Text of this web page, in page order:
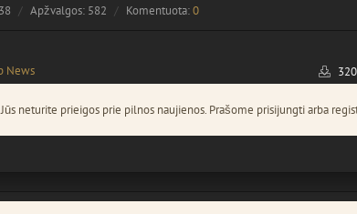
Apžvalgos: 582 Komentuota:0
News
neturite prieigos prie pilnos naujienos. Prašome prisijungti arba